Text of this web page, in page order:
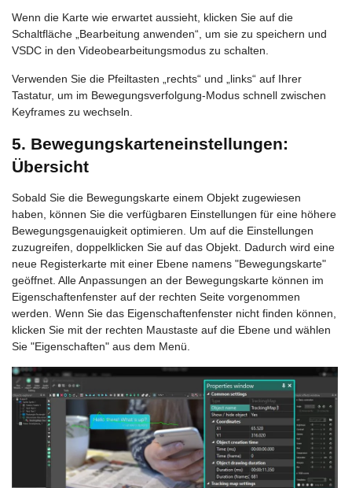
Wenn die Karte wie erwartet aussieht, klicken Sie auf die
Schaltfläche „Bearbeitung anwenden“, um sie zu speichern und
VSDC in den Videobearbeitungsmodus zu schalten.
Verwenden Sie die Pfeiltasten „rechts“ und „links“ auf Ihrer
Tastatur, um im Bewegungsverfolgung-Modus schnell zwischen
Keyframes zu wechseln.
5. Bewegungskarteneinstellungen:
Übersicht
Sobald Sie die Bewegungskarte einem Objekt zugewiesen
haben, können Sie die verfügbaren Einstellungen für eine höhere
Bewegungsgenauigkeit optimieren. Um auf die Einstellungen
zuzugreifen, doppelklicken Sie auf das Objekt. Dadurch wird eine
neue Registerkarte mit einer Ebene namens "Bewegungskarte"
geöffnet. Alle Anpassungen an der Bewegungskarte können im
Eigenschaftenfenster auf der rechten Seite vorgenommen
werden. Wenn Sie das Eigenschaftenfenster nicht finden können,
klicken Sie mit der rechten Maustaste auf die Ebene und wählen
Sie "Eigenschaften" aus dem Menü.